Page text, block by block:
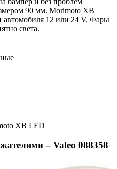
90 мм. Morimoto XB
автомобиля 12 или 24 V. Фары
света.
XB LED
– Valeo 088358